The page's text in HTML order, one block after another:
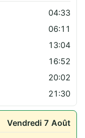
04:33
06:11
13:04
16:52
20:02
21:30
Vendredi 7 Août